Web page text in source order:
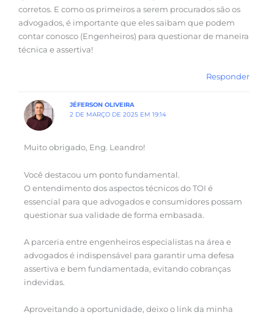
corretos. E como os primeiros a serem procurados são os
advogados, é importante que eles saibam que podem
contar conosco (Engenheiros) para questionar de maneira
técnica e assertiva!
Responder
JÉFERSON OLIVEIRA
2 DE MARÇO DE 2025 EM 19:14
Muito obrigado, Eng. Leandro!
Você destacou um ponto fundamental.
O entendimento dos aspectos técnicos do TOI é
essencial para que advogados e consumidores possam
questionar sua validade de forma embasada.
A parceria entre engenheiros especialistas na área e
advogados é indispensável para garantir uma defesa
assertiva e bem fundamentada, evitando cobranças
indevidas.
Aproveitando a oportunidade, deixo o link da minha